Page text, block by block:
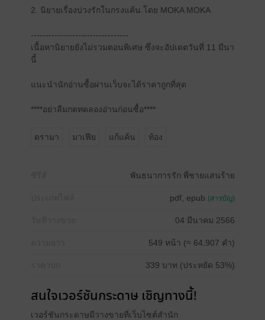
2. นิยายเรื่องบ่วงรักในกรงแค้น โดย MOKA MOKA
---------------------------------
เนื้อหานิยายยังไม่รวมตอนพิเศษ ซึ่งจะอัปเดตวันที่ 11 มีนา
นี้
แนะนำนักอ่านซื้อผ่านเว็บจะได้ราคาถูกที่สุด
****อย่าลืมกดทดลองอ่านก่อนซื้อ****
ดรามา มาเฟีย แก้แค้น ท้อง
พันธนาการรัก พี่ชายแสนร้าย
pdf, epub (สารบัญ)
04 มีนาคม 2566
549 หน้า (≈ 64,907 คำ)
339 บาท (ประหยัด 53%)
สนใจเวอร์ชันกระดาษ เชิญทางนี้!
เวอร์ชันกระดาษมีวางขายที่เว็บไซต์สำนัก